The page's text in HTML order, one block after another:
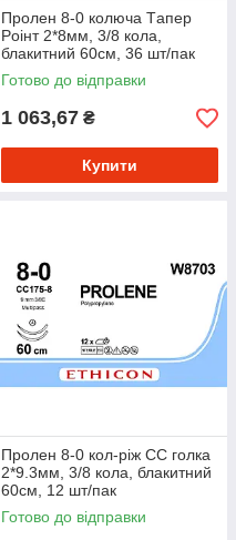
Пролен 8-0 колюча Tапер
Pоінт 2*8мм, 3/8 кола,
блакитний 60см, 36 шт/пак
Готово до відправки
1 063,67 ₴
Купити
Пролен 8-0 кол-ріж CC голка
2*9.3мм, 3/8 кола, блакитний
60см, 12 шт/пак
Готово до відправки